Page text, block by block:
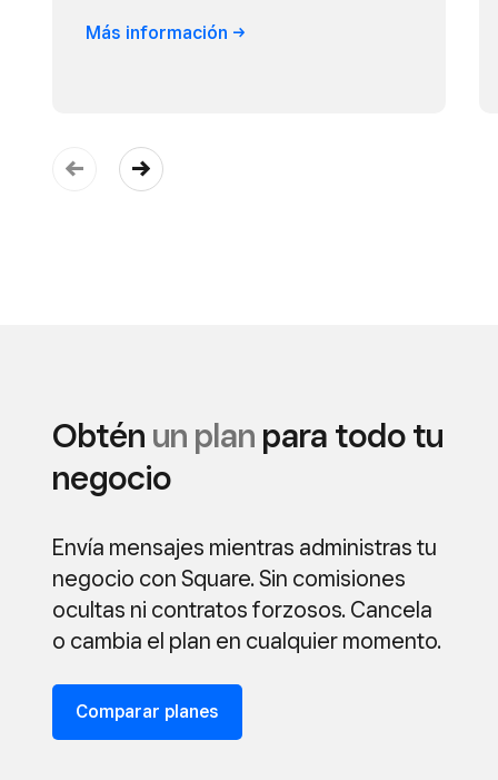
Más información
Obtén un plan para todo tu
negocio
Envía mensajes mientras administras tu
negocio con Square. Sin comisiones
ocultas ni contratos forzosos. Cancela
o cambia el plan en cualquier momento.
Comparar planes